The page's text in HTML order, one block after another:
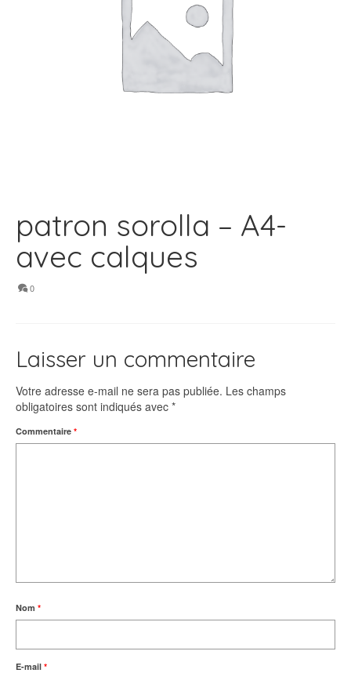
patron sorolla – A4-
avec calques
0
Laisser un commentaire
Votre adresse e-mail ne sera pas publiée. Les champs
obligatoires sont indiqués avec *
Commentaire *
Nom *
E-mail *